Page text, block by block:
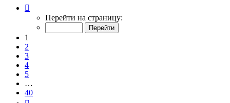
Перейти на страницу:
1
2
3
4
5
…
40